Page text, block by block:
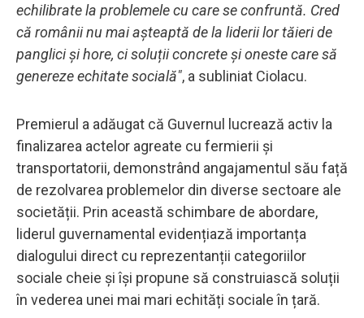
echilibrate la problemele cu care se confruntă. Cred
că românii nu mai așteaptă de la liderii lor tăieri de
panglici și hore, ci soluții concrete și oneste care să
genereze echitate socială", a subliniat Ciolacu.
Premierul a adăugat că Guvernul lucrează activ la
finalizarea actelor agreate cu fermierii și
transportatorii, demonstrând angajamentul său față
de rezolvarea problemelor din diverse sectoare ale
societății. Prin această schimbare de abordare,
liderul guvernamental evidențiază importanța
dialogului direct cu reprezentanții categoriilor
sociale cheie și își propune să construiască soluții
în vederea unei mai mari echități sociale în țară.